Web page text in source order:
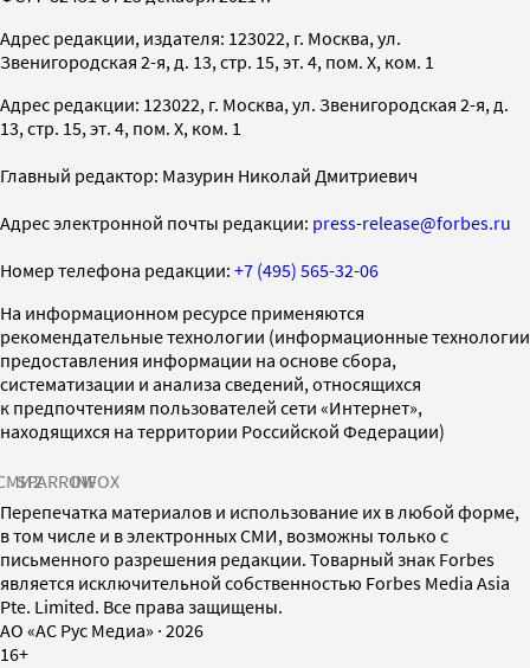
Адрес редакции, издателя: 123022, г. Москва, ул.
Звенигородская 2-я, д. 13, стр. 15, эт. 4, пом. X, ком. 1
Адрес редакции: 123022, г. Москва, ул. Звенигородская 2-я, д.
13, стр. 15, эт. 4, пом. X, ком. 1
Главный редактор: Мазурин Николай Дмитриевич
Адрес электронной почты редакции: press-release@forbes.ru
Номер телефона редакции: +7 (495) 565-32-06
На информационном ресурсе применяются
рекомендательные технологии (информационные технологии
предоставления информации на основе сбора,
систематизации и анализа сведений, относящихся
к предпочтениям пользователей сети «Интернет»,
находящихся на территории Российской Федерации)
SPARROWINFOX
Перепечатка материалов и использование их в любой форме,
в том числе и в электронных СМИ, возможны только с
письменного разрешения редакции. Товарный знак Forbes
является исключительной собственностью Forbes Media Asia
Pte. Limited. Все права защищены.
AO «АС Рус Медиа» · 2026
16+